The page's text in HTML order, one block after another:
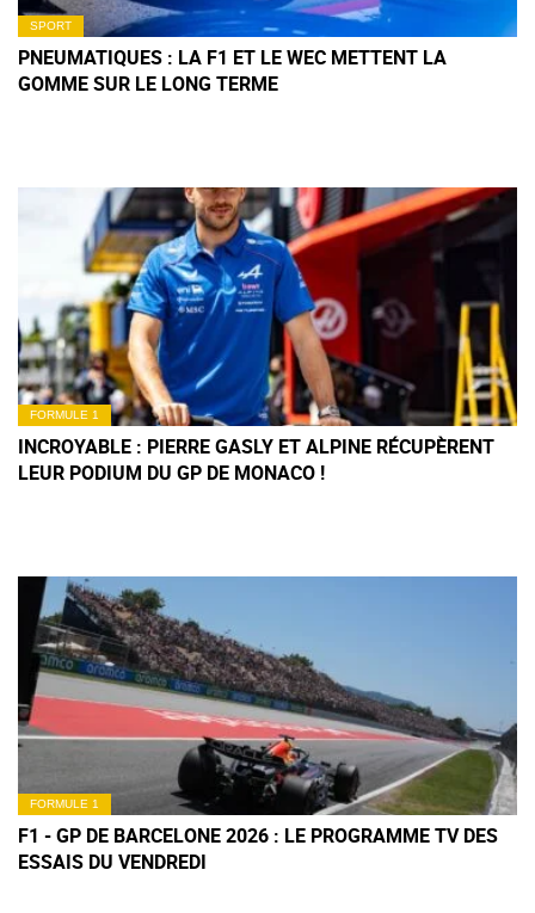
SPORT
PNEUMATIQUES : LA F1 ET LE WEC METTENT LA
GOMME SUR LE LONG TERME
FORMULE 1
INCROYABLE : PIERRE GASLY ET ALPINE RÉCUPÈRENT
LEUR PODIUM DU GP DE MONACO !
FORMULE 1
F1 - GP DE BARCELONE 2026 : LE PROGRAMME TV DES
ESSAIS DU VENDREDI